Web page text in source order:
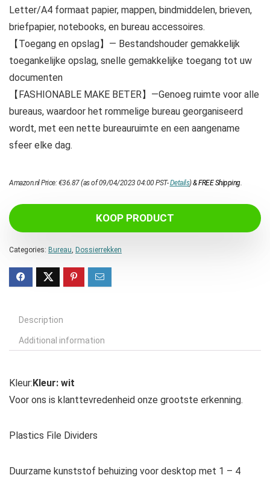
Letter/A4 formaat papier, mappen, bindmiddelen, brieven,
briefpapier, notebooks, en bureau accessoires.
【Toegang en opslag】— Bestandshouder gemakkelijk
toegankelijke opslag, snelle gemakkelijke toegang tot uw
documenten
【FASHIONABLE MAKE BETER】—Genoeg ruimte voor alle
bureaus, waardoor het rommelige bureau georganiseerd
wordt, met een nette bureauruimte en een aangename
sfeer elke dag.
Amazon.nl Price:€36.87(as of 09/04/2023 04:00 PST-Details)&FREE Shipping.
KOOP PRODUCT
Categories: Bureau, Dossierrekken
Description
Additional information
Kleur:Kleur: wit
Voor ons is klanttevredenheid onze grootste erkenning.
Plastics File Dividers
Duurzame kunststof behuizing voor desktop met 1 – 4